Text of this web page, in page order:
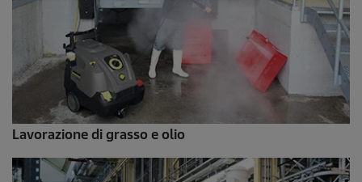
Lavorazione di grasso e olio